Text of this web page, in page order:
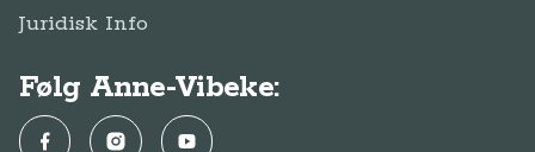
Juridisk Info
Følg Anne-Vibeke:
FacebookInstagramYouTube